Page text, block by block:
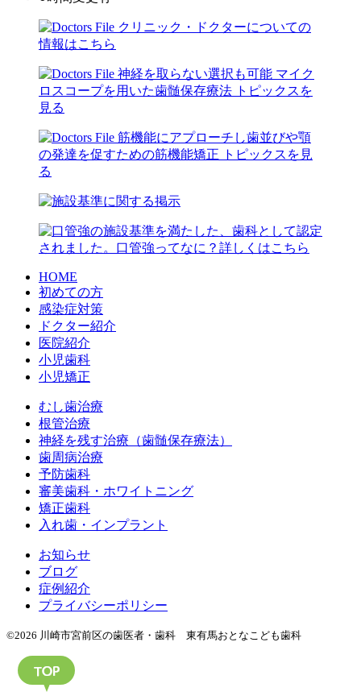
HOME
初めての方
感染症対策
ドクター紹介
医院紹介
小児歯科
小児矯正
むし歯治療
根管治療
神経を残す治療（歯髄保存療法）
歯周病治療
予防歯科
審美歯科・ホワイトニング
矯正歯科
入れ歯・インプラント
お知らせ
ブログ
症例紹介
プライバシーポリシー
©2026 川崎市宮前区の歯医者・歯科 東有馬おとなこども歯科